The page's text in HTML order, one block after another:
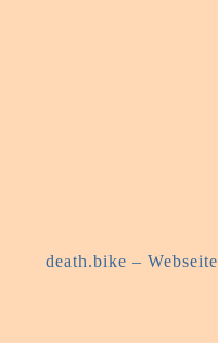
death.bike – Webseite